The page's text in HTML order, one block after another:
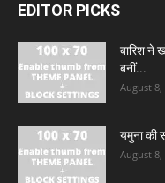
EDITOR PICKS
बारिश ने
बनीं...
August 8,
यमुना की
August 8,